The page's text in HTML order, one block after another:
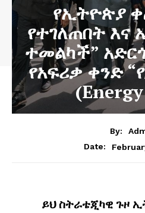
የኢትዮጵያ
የተገለጠበት እና
ተመልካች”
የአፍሪቃ ቀንድ
By:
Date:
ይህ ስትራቴጂካዊ ጉዞ